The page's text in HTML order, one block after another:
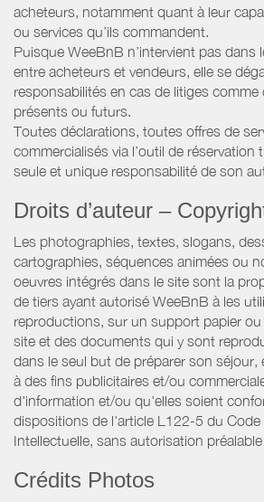
acheteurs, notamment quant à leur
ou services qu’ils commandent.
Puisque WeeBnB n’intervient pas dans
entre acheteurs et vendeurs, elle se
responsabilités en cas de litiges
présents ou futurs.
Toutes déclarations, toutes offres de
commercialisés via l’outil de réservation
seule et unique responsabilité de son
Droits d’auteur –
Les photographies, textes, slogans,
cartographies, séquences animées ou
oeuvres intégrés dans le site sont la
de tiers ayant autorisé WeeBnB à les
reproductions, sur un support papier
site et des documents qui y sont
dans le seul but de préparer son
à des fins publicitaires et/ou
d'information et/ou qu'elles soient
dispositions de l'article L122-5 du Code
Intellectuelle, sans autorisation
Crédits Photos